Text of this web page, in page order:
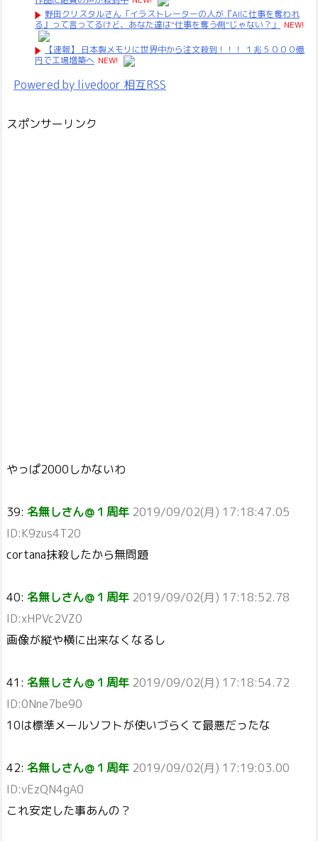
野田クリスタルさん「イラストレーターの人が『AIに仕事を奪われ
る』って言ってるけど、あなた達は"仕事を奪う側"じゃない？」
NEW!
【速報】 日本製メモリに世界中から注文殺到！！！ １兆５０００億
円で工場増築へ NEW!
Powered by livedoor 相互RSS
スポンサーリンク
やっぱ2000しかないわ
39: 名無しさん＠１周年 2019/09/02(月) 17:18:47.05
ID:K9zus4T20
cortana抹殺したから無問題
40: 名無しさん＠１周年 2019/09/02(月) 17:18:52.78
ID:xHPVc2VZ0
画像が縦や横に出来なくなるし
41: 名無しさん＠１周年 2019/09/02(月) 17:18:54.72
ID:0Nne7be90
10は標準メールソフトが使いづらくて最悪だったな
42: 名無しさん＠１周年 2019/09/02(月) 17:19:03.00
ID:vEzQN4gA0
これ安定した事あんの？